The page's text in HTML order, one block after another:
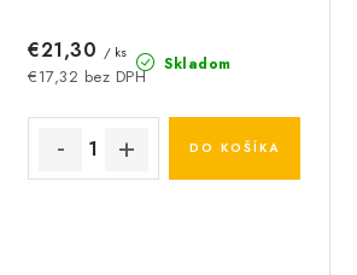
Skladom
€17,32 bez DPH
€21,30 / ks
DO KOŠÍKA